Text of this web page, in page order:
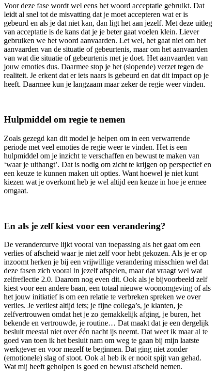
Voor deze fase wordt wel eens het woord acceptatie gebruikt. Dat
leidt al snel tot de misvatting dat je moet accepteren wat er is
gebeurd en als je dat niet kan, dan ligt het aan jezelf. Met deze uitleg
van acceptatie is de kans dat je je beter gaat voelen klein. Liever
gebruiken we het woord aanvaarden. Let wel, het gaat niet om het
aanvaarden van de situatie of gebeurtenis, maar om het aanvaarden
van wat die situatie of gebeurtenis met je doet. Het aanvaarden van
jouw emoties dus. Daarmee stop je het (slopende) verzet tegen de
realiteit. Je erkent dat er iets naars is gebeurd en dat dit impact op je
heeft. Daarmee kun je langzaam maar zeker de regie weer vinden.
Hulpmiddel om regie te nemen
Zoals gezegd kan dit model je helpen om in een verwarrende
periode met veel emoties de regie weer te vinden. Het is een
hulpmiddel om je inzicht te verschaffen en bewust te maken van
‘waar je uithangt’. Dat is nodig om zicht te krijgen op perspectief en
een keuze te kunnen maken uit opties. Want hoewel je niet kunt
kiezen wat je overkomt heb je wel altijd een keuze in hoe je ermee
omgaat.
En als je zelf kiest voor een verandering?
De verandercurve lijkt vooral van toepassing als het gaat om een
verlies of afscheid waar je niet zelf voor hebt gekozen. Als je er op
inzoomt herken je bij een vrijwillige verandering misschien wel dat
deze fasen zich vooral in jezelf afspelen, maar dat vraagt wel wat
zelfreflectie 2.0. Daarom nog even dit. Ook als je bijvoorbeeld zelf
kiest voor een andere baan, een totaal nieuwe woonomgeving of als
het jouw initiatief is om een relatie te verbreken spreken we over
verlies. Je verliest altijd iets; je fijne collega’s, je klanten, je
zelfvertrouwen omdat het je zo gemakkelijk afging, je buren, het
bekende en vertrouwde, je routine… Dat maakt dat je een dergelijk
besluit meestal niet over één nacht ijs neemt. Dat weet ik maar al te
goed van toen ik het besluit nam om weg te gaan bij mijn laatste
werkgever en voor mezelf te beginnen. Dat ging niet zonder
(emotionele) slag of stoot. Ook al heb ik er nooit spijt van gehad.
Wat mij heeft geholpen is goed en bewust afscheid nemen.